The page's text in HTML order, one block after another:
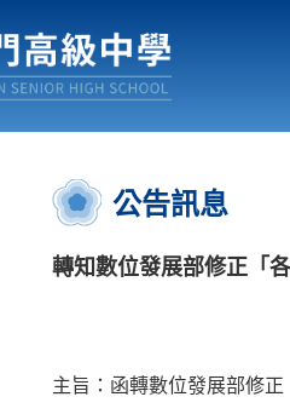
行事曆
:::
公告訊息
轉知數位發展部修正「
主旨：函轉數位發展部修